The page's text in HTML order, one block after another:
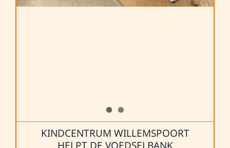
KINDCENTRUM WILLEMSPOORT
HELPT DE VOEDSELBANK